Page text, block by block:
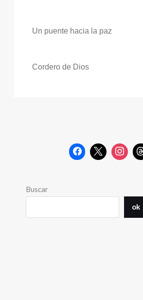
Un puente hacia la paz
Cordero de Dios
Buscar
ok